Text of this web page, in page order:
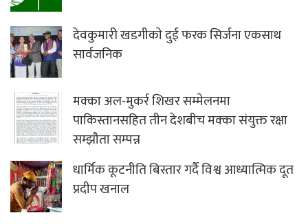
देवकुमारी खडगीकाे दुई फरक सिर्जना एकसाथ
सार्वजनिक
मक्का अल-मुकर्र शिखर सम्मेलनमा
पाकिस्तानसहित तीन देशबीच मक्का संयुक्त रक्षा
सम्झौता सम्पन्न
धार्मिक कूटनीति बिस्तार गर्दै विश्व आध्यात्मिक दूत
प्रदीप खनाल